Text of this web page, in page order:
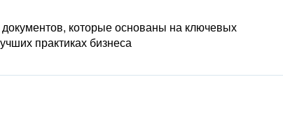
которые основаны на ключевых
практиках бизнеса